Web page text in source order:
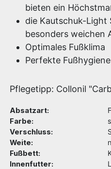
bieten ein
die Kautschuk-Light
besonders weichen
Optimales Fußklima
Perfekte Fußhygiene
Pflegetipp: Collonil
Absatzart:
Farbe:
Verschluss:
Weite:
Fußbett:
Innenfutter: